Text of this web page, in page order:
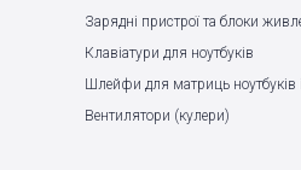
Зарядні пристрої та блоки
Клавіатури для ноутбуків
Шлейфи для матриць ноутбуків і
Вентилятори (кулери)